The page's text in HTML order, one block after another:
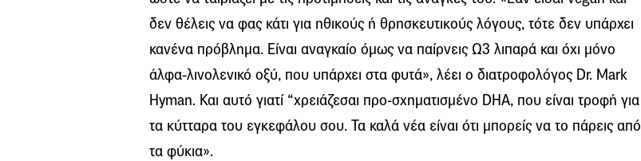
δεν θέλεις να φας κάτι για ηθικούς ή θρησκευτικούς λόγους, τότε δεν υπάρχει
κανένα πρόβλημα. Είναι αναγκαίο όμως να παίρνεις Ω3 λιπαρά και όχι μόνο
άλφα-λινολενικό οξύ, που υπάρχει στα φυτά», λέει ο διατροφολόγος Dr. Mark
Hyman. Και αυτό γιατί “χρειάζεσαι προ-σχηματισμένο DHA, που είναι τροφή για
τα κύτταρα του εγκεφάλου σου. Τα καλά νέα είναι ότι μπορείς να το πάρεις από
τα φύκια».